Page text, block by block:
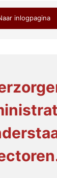
inlogpagina